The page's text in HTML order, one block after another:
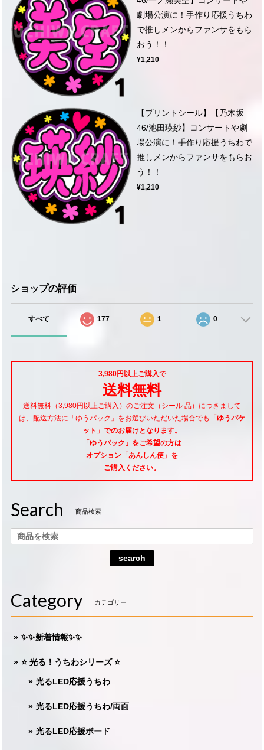
劇場公演に！手作り応援うちわ
で推しメンからファンサをもら
おう！！
¥1,210
【プリントシール】【乃木坂
46/池田瑛紗】コンサートや劇
場公演に！手作り応援うちわで
推しメンからファンサをもらお
う！！
¥1,210
ショップの評価
すべて 177 1 0
3,980円以上ご購入で
送料無料
送料無料（3,980円以上ご購入）のご注文（シール 品）につきまして
は、配送方法に「ゆうパック」をお選びいただいた場合でも
「ゆうパケ
ット」でのお届けとなります。
「ゆうパック」をご希望の方は
オプション「あんしん便」 を
ご購入ください。
Search 商品検索
search
Category カテゴリー
✨✨新着情報✨✨
⭐️ 光る！うちわシリーズ ⭐️
光るLED応援うちわ
光るLED応援うちわ/両面
光るLED応援ボード